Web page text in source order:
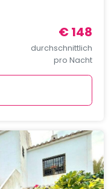
€ 148
durchschnittlich
pro Nacht